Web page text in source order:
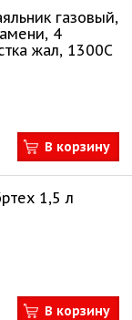
газовый,
4
жал, 1300С
В корзину
1,5 л
В корзину